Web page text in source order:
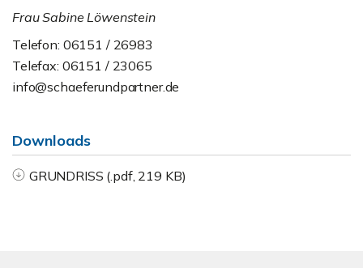
Frau Sabine Löwenstein
Telefon: 06151 / 26983
Telefax: 06151 / 23065
info@schaeferundpartner.de
Downloads
GRUNDRISS (.pdf, 219 KB)